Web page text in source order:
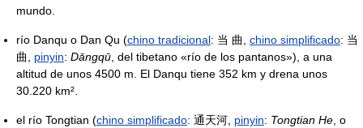
mundo.
río Danqu o Dan Qu (chino tradicional: 当 曲, chino simplificado: 当
曲, pinyin: Dāngqū, del tibetano «río de los pantanos»), a una
altitud de unos 4500 m. El Danqu tiene 352 km y drena unos
30.220 km².
el río Tongtian (chino simplificado: 通天河, pinyin: Tongtian He, o